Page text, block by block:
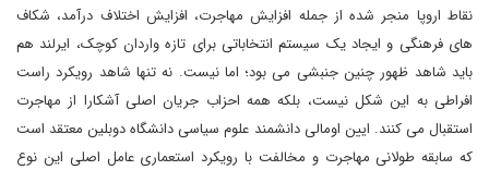
نقاط اروپا منجر شده از جمله افزایش مهاجرت، افزایش اختلاف درآمد، شکاف
های فرهنگی و ایجاد یک سیستم انتخاباتی برای تازه واردان کوچک، ایرلند هم
باید شاهد ظهور چنین جنبشی می بود؛ اما نیست. نه تنها شاهد رویکرد راست
افراطی به این شکل نیست، بلکه همه احزاب جریان اصلی آشکارا از مهاجرت
استقبال می کنند. ایین اومالی دانشمند علوم سیاسی دانشگاه دوبلین معتقد است
که سابقه طولانی مهاجرت و مخالفت با رویکرد استعماری عامل اصلی این نوع